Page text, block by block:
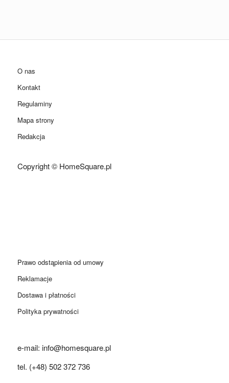
O nas
Kontakt
Regulaminy
Mapa strony
Redakcja
Copyright © HomeSquare.pl
Prawo odstąpienia od umowy
Reklamacje
Dostawa i płatności
Polityka prywatności
e-mail: info@homesquare.pl
tel. (+48) 502 372 736